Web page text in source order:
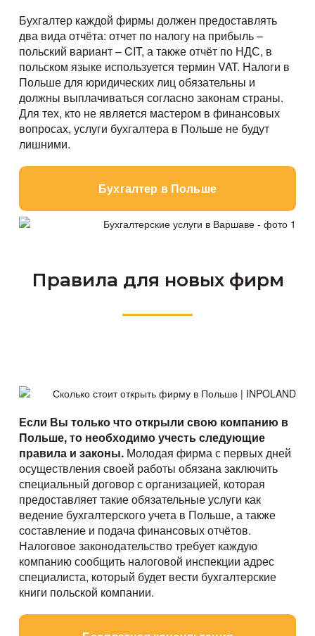
Бухгалтер каждой фирмы должен предоставлять
два вида отчёта: отчет по налогу на прибыль –
польский вариант – CIT, а также отчёт по НДС, в
польском языке используется термин VAT. Налоги в
Польше для юридических лиц обязательны и
должны выплачиваться согласно законам страны.
Для тех, кто не является мастером в финансовых
вопросах, услуги бухгалтера в Польше не будут
лишними.
Бухгалтер в Польше
Правила для новых фирм
Если Вы только что открыли свою компанию в
Польше, то необходимо учесть следующие
правила и законы. Молодая фирма с первых дней
осуществления своей работы обязана заключить
специальный договор с организацией, которая
предоставляет такие обязательные услуги как
ведение бухгалтерского учета в Польше, а также
составление и подача финансовых отчётов.
Налоговое законодательство требует каждую
компанию сообщить налоговой инспекции адрес
специалиста, который будет вести бухгалтерские
книги польской компании.